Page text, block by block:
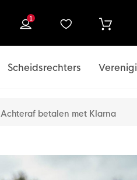
1
Scheidsrechters
Achteraf betalen met Klarna